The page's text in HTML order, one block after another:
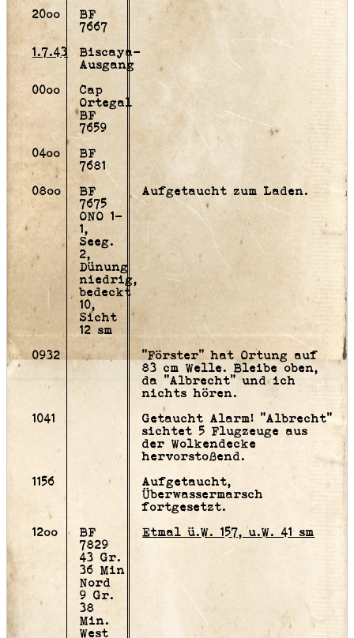
20oo
BF
7667
1.7.43
Biscaya-
Ausgang
00oo
Cap
Ortegal
BF
7659
04oo
BF
7681
08oo
BF
7675
ONO 1-
1,
Seeg.
2,
Dünung
niedrig,
bedeckt
10,
Sicht
12 sm
Aufgetaucht zum Laden.
0932
"Förster" hat Ortung auf
83 cm Welle. Bleibe oben,
da "Albrecht" und ich
nichts hören.
1041
Getaucht Alarm! "Albrecht"
sichtet 5 Flugzeuge aus
der Wolkendecke
hervorstoßend.
1156
Aufgetaucht,
Überwassermarsch
fortgesetzt.
12oo
BF
7829
43 Gr.
36 Min
Nord
9 Gr.
38
Min.
West
Etmal ü.W. 157, u.W. 41 sm